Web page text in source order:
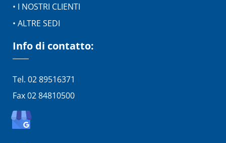
• I NOSTRI CLIENTI
• ALTRE SEDI
Info di contatto:
Tel. 02 89516371
Fax 02 84810500